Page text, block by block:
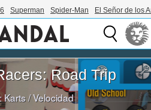
Superman Spider-Man El Señor de los
Road Trip
Karts/Velocidad